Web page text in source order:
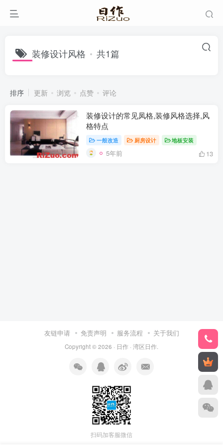
装修设计风格 共1篇
排序 更新 浏览 点赞 评论
装修设计的常见凤格,装修风格选择,风
格特点
一般改造 厨房设计 地板安装
5年前 13
友链申请 免责声明 服务流程 关于我们
Copyright © 2026 · 日作 · 湾区日作
扫码加客服微信